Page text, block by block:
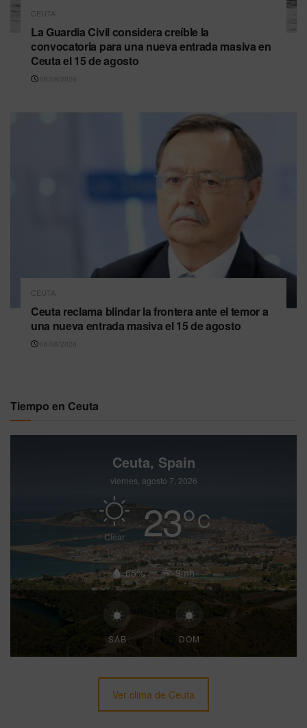
CEUTA
La Guardia Civil considera creíble la
convocatoria para una nueva entrada masiva en
Ceuta el 15 de agosto
06/08/2026
CEUTA
Ceuta reclama blindar la frontera ante el temor a
una nueva entrada masiva el 15 de agosto
06/08/2026
Tiempo en Ceuta
Ceuta, Spain
viernes, agosto 7, 2026
Clear 23°C
65% 9mh
SÁB DOM
Ver clima de Ceuta